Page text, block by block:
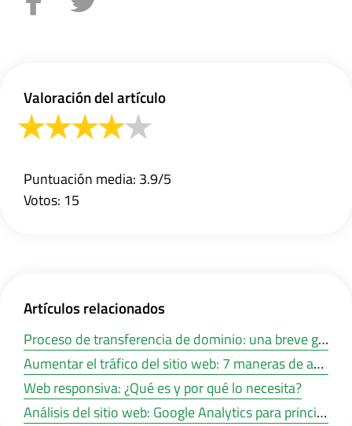
Valoración del artículo
Puntuación media: 3.9/5
Votos: 15
Artículos relacionados
Proceso de transferencia de dominio: una breve guía
Aumentar el tráfico del sitio web: 7 maneras de aumentar su tráfico web de forma gratuita
Web responsiva: ¿Qué es y por qué lo necesita?
Análisis del sitio web: Google Analytics para principiantes